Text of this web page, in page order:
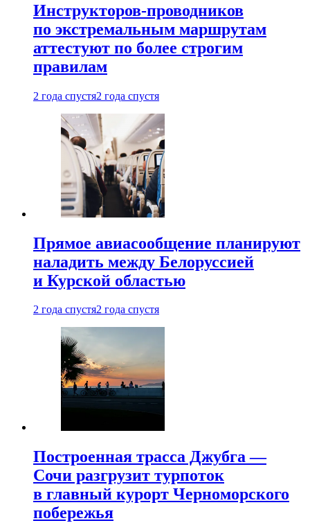
Инструкторов-проводников
по экстремальным маршрутам
аттестуют по более строгим
правилам
2 года спустя2 года спустя
Прямое авиасообщение планируют
наладить между Белоруссией
и Курской областью
2 года спустя2 года спустя
Построенная трасса Джубга —
Сочи разгрузит турпоток
в главный курорт Черноморского
побережья